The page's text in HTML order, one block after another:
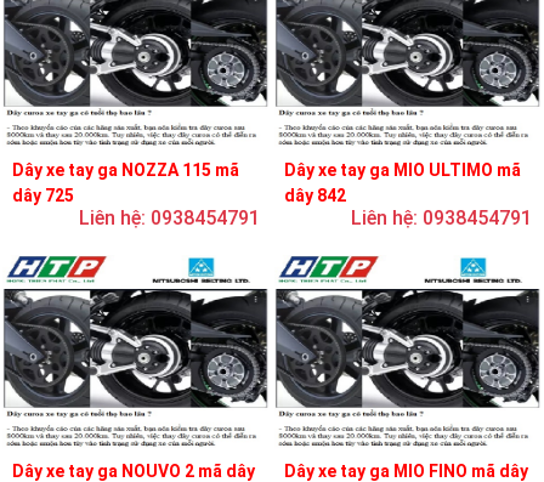
Dây xe tay ga NOZZA 115 mã
dây 725
Liên hệ: 0938454791
Dây xe tay ga MIO ULTIMO mã
dây 842
Liên hệ: 0938454791
Dây xe tay ga NOUVO 2 mã dây
Dây xe tay ga MIO FINO mã dây